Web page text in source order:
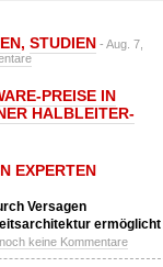
, STUDIEN - Aug. 7,
PREISE IN
HALBLEITER-
EXPERTEN
Versagen
ermöglicht
noch keine Kommentare